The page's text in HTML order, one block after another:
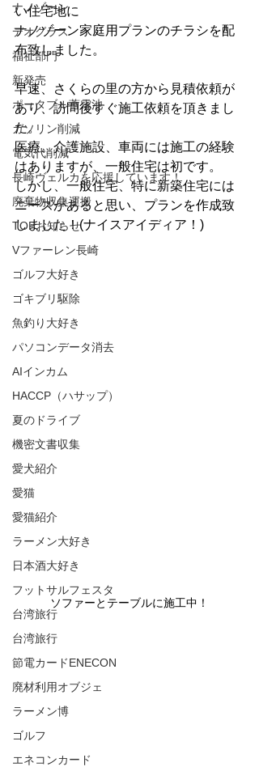
ナノゾーン
デオグラス
福祉部門
新発売
ポータブル蓄電池
ガソリン削減
電気代削減
長崎ヴェルカを応援しています！
廃棄物収集運搬
TOPお知らせ
Vファーレン長崎
ゴルフ大好き
ゴキブリ駆除
魚釣り大好き
パソコンデータ消去
AIインカム
HACCP（ハサップ）
夏のドライブ
機密文書収集
愛犬紹介
愛猫
愛猫紹介
ラーメン大好き
日本酒大好き
フットサルフェスタ
台湾旅行
台湾旅行
節電カードENECON
廃材利用オブジェ
ラーメン博
ゴルフ
エネコンカード
い住宅地に
ナノゾーン家庭用プランのチラシを配
布致しました。
早速、さくらの里の方から見積依頼が
あり、訪問後すぐ施工依頼を頂きまし
た。
医療、介護施設、車両には施工の経験
はありますが、一般住宅は初です。
しかし、一般住宅、特に新築住宅には
ニーズがあると思い、プランを作成致
しました！(ナイスアイディア！)
ソファーとテーブルに施工中！